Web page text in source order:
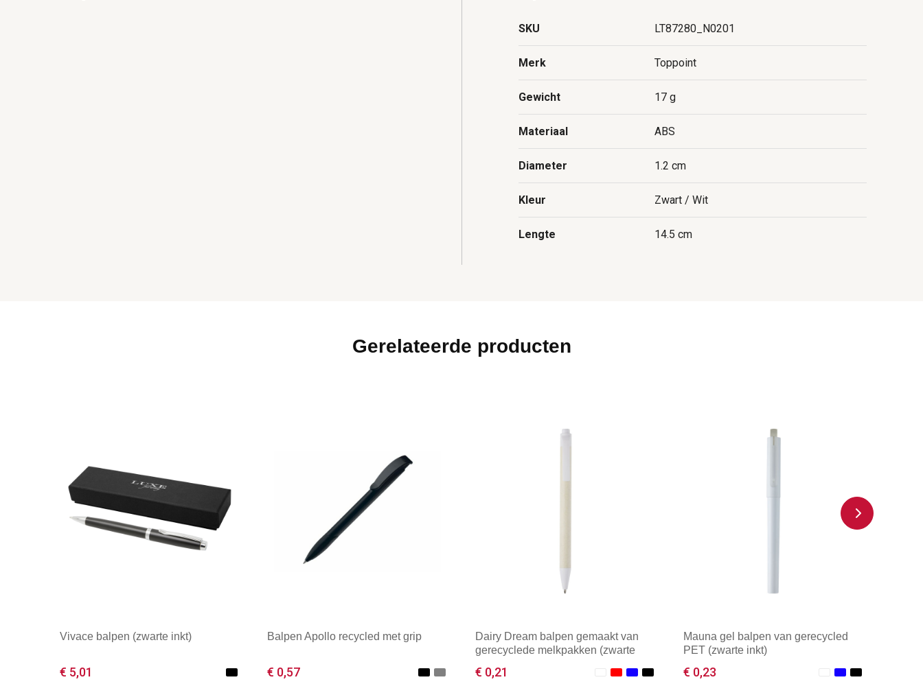
SKU LT87280_N0201
Merk Toppoint
Gewicht 17 g
Materiaal ABS
Diameter 1.2 cm
Kleur Zwart / Wit
Lengte 14.5 cm
Gerelateerde producten
Vivace balpen (zwarte inkt)
€ 5,01
Balpen Apollo recycled met grip
€ 0,57
Dairy Dream balpen gemaakt van
gerecyclede melkpakken (zwarte
€ 0,21
Mauna gel balpen van gerecycled
PET (zwarte inkt)
€ 0,23